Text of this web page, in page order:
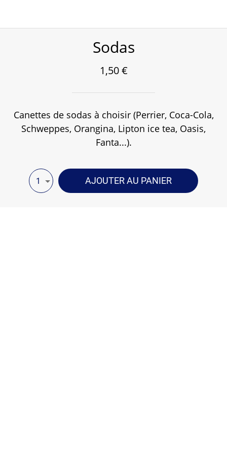
Sodas
1,50 €
Canettes de sodas à choisir (Perrier, Coca-Cola,
Schweppes, Orangina, Lipton ice tea, Oasis,
Fanta...).
1 AJOUTER AU PANIER